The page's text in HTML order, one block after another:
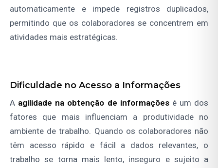
automaticamente e impede registros duplicados,
permitindo que os colaboradores se concentrem em
atividades mais estratégicas.
Dificuldade no Acesso a Informações
A agilidade na obtenção de informaçõesé um dos
fatores que mais influenciam a produtividade no
ambiente de trabalho. Quando os colaboradores não
têm acesso rápido e fácil a dados relevantes, o
trabalho se torna mais lento, inseguro e sujeito a